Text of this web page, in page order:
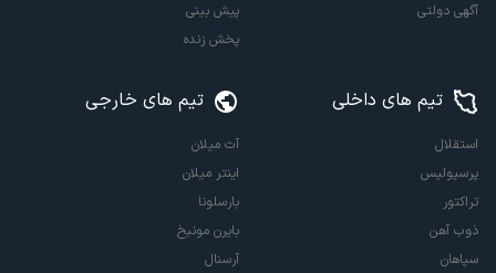
آگهی دولتی
پیش بینی
پخش زنده
تیم های داخلی
استقلال
پرسپولیس
تراکتور
ذوب آهن
سپاهان
تیم های خارجی
آث میلان
اینتر میلان
بارسلونا
بایرن مونیخ
آرسنال